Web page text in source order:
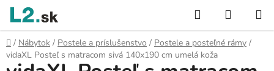
Prejsť
obsah
Hľadať
KOŠÍK
Domov
/ Nábytok / Postele a príslušenstvo / Postele a posteľné rámy /
vidaXL Posteľ s matracom sivá 140x190 cm umelá koža